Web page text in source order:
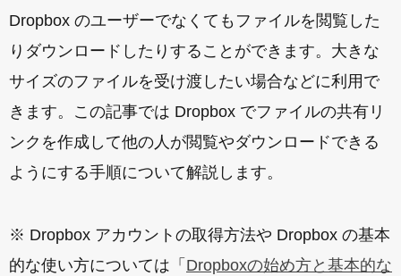
Dropbox のユーザーでなくてもファイルを閲覧した
りダウンロードしたりすることができます。大きな
サイズのファイルを受け渡したい場合などに利用で
きます。この記事では Dropbox でファイルの共有リ
ンクを作成して他の人が閲覧やダウンロードできる
ようにする手順について解説します。
※ Dropbox アカウントの取得方法や Dropbox の基本
的な使い方については「 Dropboxの始め方と基本的な